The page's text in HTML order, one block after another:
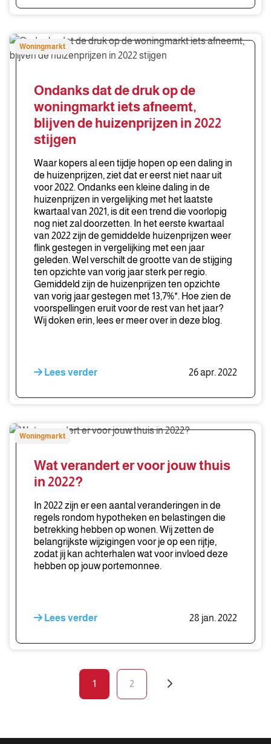
Ondanks
dat
woningmarkt
blijven
huizenprijzen
stijgen
Woningmarkt
Ondanks dat de druk op de
woningmarkt iets afneemt,
blijven de huizenprijzen in 2022
stijgen
Waar kopers al een tijdje hopen op een daling in
de huizenprijzen, ziet dat er eerst niet naar uit
voor 2022. Ondanks een kleine daling in de
huizenprijzen in vergelijking met het laatste
kwartaal van 2021, is dit een trend die voorlopig
nog niet zal doorzetten. In het eerste kwartaal
van 2022 zijn de gemiddelde huizenprijzen weer
flink gestegen in vergelijking met een jaar
geleden. Wel verschilt de grootte van de stijging
ten opzichte van vorig jaar sterk per regio.
Gemiddeld zijn de huizenprijzen ten opzichte
van vorig jaar gestegen met 13,7%*. Hoe zien de
voorspellingen eruit voor de rest van het jaar?
Wij doken erin, lees er meer over in deze blog.
Lees verder 26 apr. 2022
Wat
verandert
Woningmarkt
Wat verandert er voor jouw thuis
in 2022?
In 2022 zijn er een aantal veranderingen in de
regels rondom hypotheken en belastingen die
betrekking hebben op wonen. Wij zetten de
belangrijkste wijzigingen voor je op een rijtje,
zodat jij kan achterhalen wat voor invloed deze
hebben op jouw portemonnee.
Lees verder 28 jan. 2022
1 2